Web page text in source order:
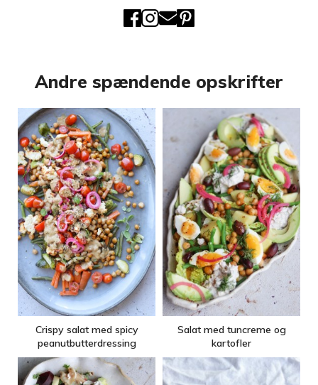
Andre spændende opskrifter
Crispy salat med spicy
peanutbutterdressing
Salat med tuncreme og
kartofler